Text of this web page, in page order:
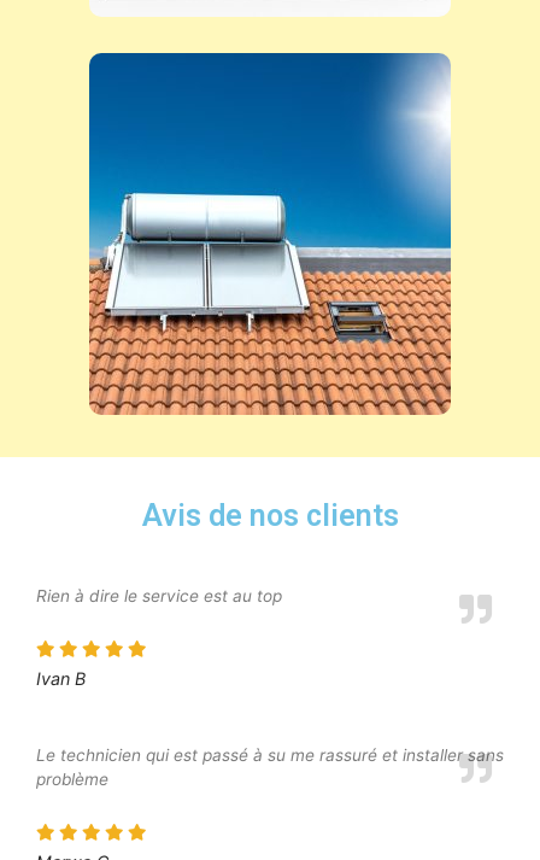
Avis de nos clients
Rien à dire le service est au top
Ivan B
Le technicien qui est passé à su me rassuré et installer sans
problème